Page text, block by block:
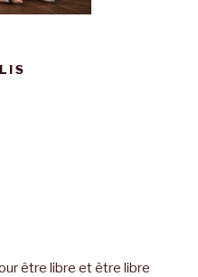
être libre et être libre